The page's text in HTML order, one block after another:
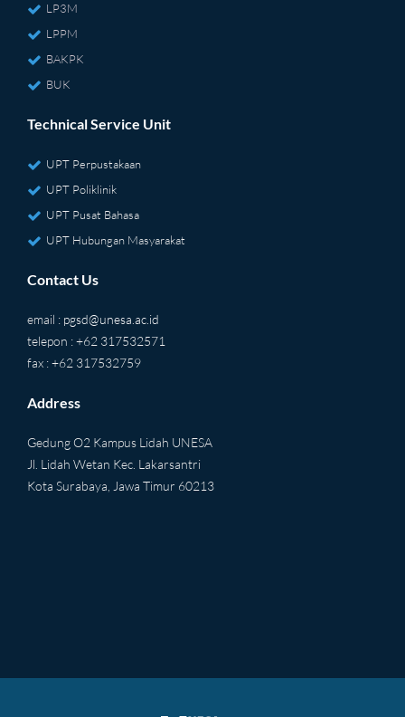
LP3M
LPPM
BAKPK
BUK
Technical Service Unit
UPT Perpustakaan
UPT Poliklinik
UPT Pusat Bahasa
UPT Hubungan Masyarakat
Contact Us
email : pgsd@unesa.ac.id
telepon : +62 317532571
fax : +62 317532759
Address
Gedung O2 Kampus Lidah UNESA
Jl. Lidah Wetan Kec. Lakarsantri
Kota Surabaya, Jawa Timur 60213